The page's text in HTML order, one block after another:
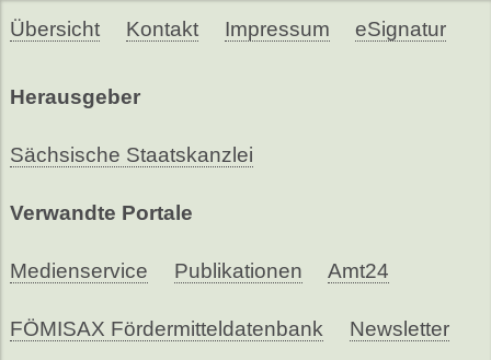
Übersicht Kontakt Impressum eSignatur
Herausgeber
Sächsische Staatskanzlei
Verwandte Portale
Medienservice Publikationen Amt24
FÖMISAX Fördermitteldatenbank Newsletter